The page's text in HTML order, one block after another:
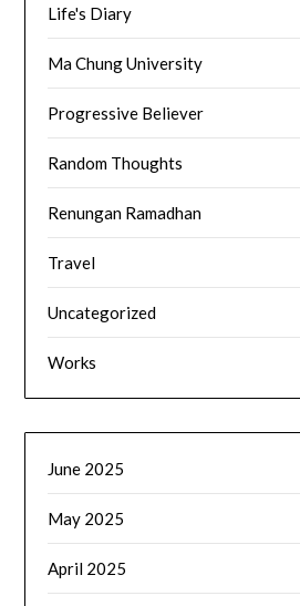
Life's Diary
Ma Chung University
Progressive Believer
Random Thoughts
Renungan Ramadhan
Travel
Uncategorized
Works
June 2025
May 2025
April 2025